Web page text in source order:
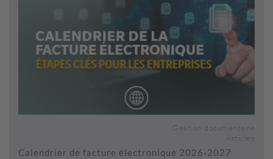
Gestion documentaire
Articles
Calendrier de facture électronique 2026-2027